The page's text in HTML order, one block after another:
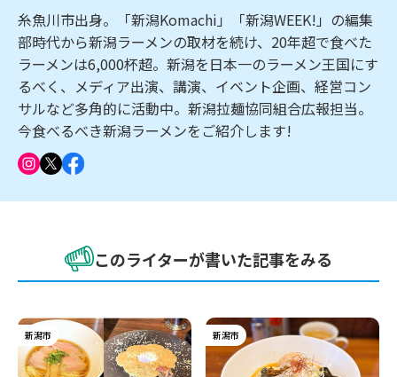
佐渡
新潟市中央区 新潟市東区 新潟市西区
新潟市北区
新潟市南区
新潟市江南区 新潟市秋葉区
三条・加茂・田上
長岡・見附
小千谷・十日町・津南
魚沼・南魚沼・湯沢
ラーメン・開店
ラーメン・閉店
スイーツ ランチ
ご当地グルメ 食べ歩き テイクアウト
季節・期間限定
カフェ
居酒屋・バー 焼肉
パスタ
旨辛・激辛
日本酒・新潟清酒
ワイン・クラフトビール
忘新年会・歓送迎会
スポーツ
にいがた酒の陣・新潟
酒月
セミナー・講演会 子ども向け 花火大会
入場無料
住宅展示場
完成見学会 学生スポーツ アルビレックス
習い事・塾 アパレル・雑貨
フィットネス・ジム
観光スポット
温泉・入浴 ホテル 旅館
水族館
リラクゼーション・整体
スキー場
リユース・買取
病院・クリニック
イオンモール
ラブラ万代・ラブラ2
ビルボードプレイスBP
新潟伊勢丹
ピア万代
リバーサイド千秋
開店まとめ
閉店まとめ 人気記事まとめ
定食まとめ
ラーメンまとめ
飲食店まとめ
インテリア・雑貨
外食・テイクアウト
新車・中古車・カー用品
旅行・レジャー
家電・携帯電話
冠婚葬祭
習い事・塾 通販・EC イベント
求人
官公庁・自治体
新潟市 チラシ
長岡・見附 チラシ
上越・妙高・糸魚川 チラシ
糸魚川市出身。「新潟Komachi」「新潟WEEK!」の編集
部時代から新潟ラーメンの取材を続け、20年超で食べた
ラーメンは6,000杯超。新潟を日本一のラーメン王国にす
るべく、メディア出演、講演、イベント企画、経営コン
サルなど多角的に活動中。新潟拉麺協同組合広報担当。
今食べるべき新潟ラーメンをご紹介します!
このライターが書いた記事をみる
新潟市 新潟市